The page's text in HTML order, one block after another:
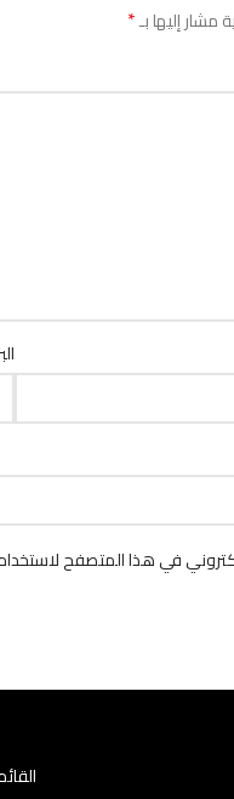
مشار إليها بـ*
في هذا المتصفح